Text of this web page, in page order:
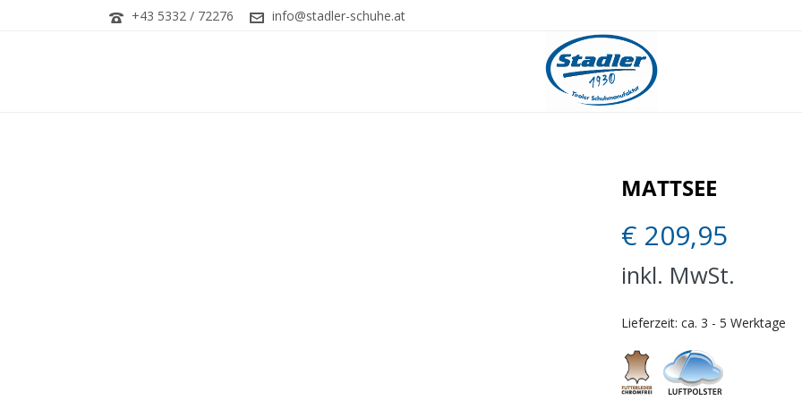
+43 5332 / 72276 info@stadler-schuhe.at
MATTSEE
€ 209,95
inkl. MwSt.
Lieferzeit: ca. 3 - 5 Werktage